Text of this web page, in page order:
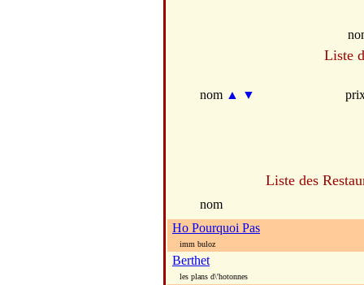
Liste
nom ▲ ▼
Liste des
nom
Ho Pourquoi Pas
imm buloz
Berthet
les plans d\'hotonnes